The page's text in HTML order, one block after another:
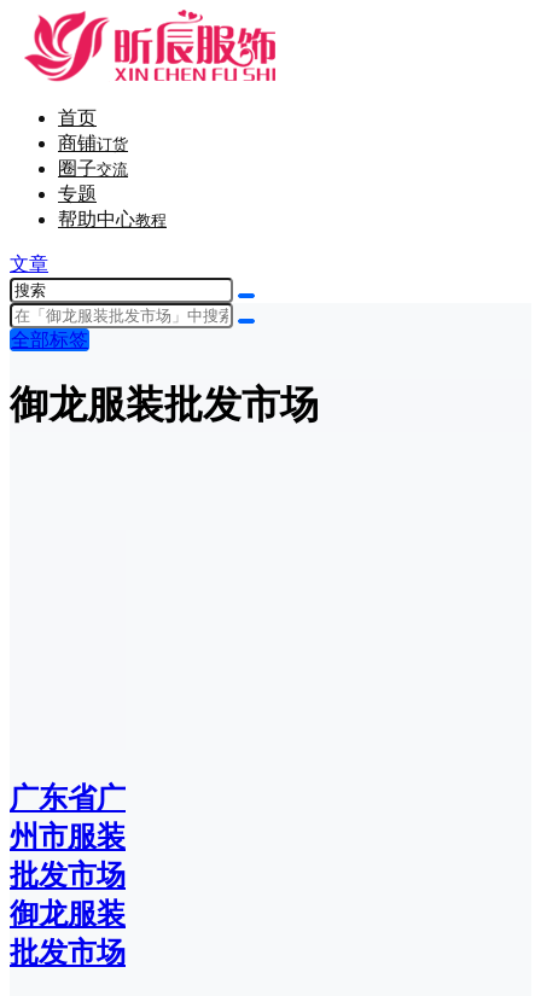
首页
商铺订货
圈子交流
专题
帮助中心教程
文章
全部标签
御龙服装批发市场
广东省广
州市服装
批发市场
御龙服装
批发市场